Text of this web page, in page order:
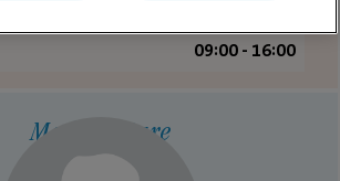
09:00 - 16:00
09:00 - 16:00
Medarbetare